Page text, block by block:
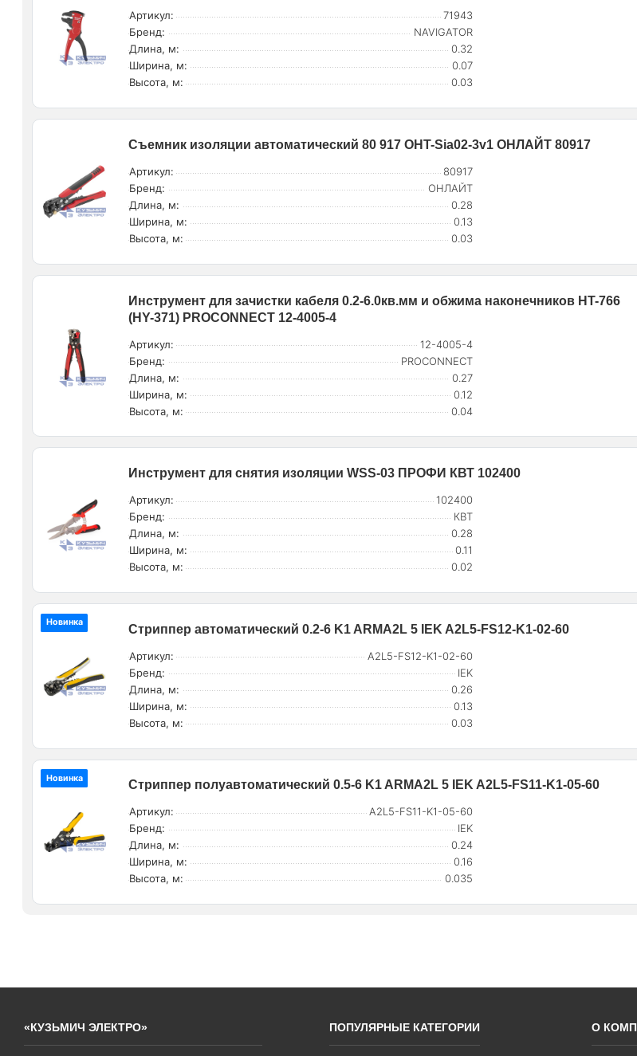
Артикул:
71943
Бренд:
NAVIGATOR
Длина, м:
0.32
Ширина, м:
0.07
Высота, м:
0.03
Съемник изоляции автоматический 80 917 OHT-Sia02-3v1 ОНЛАЙТ 80917
Артикул:
80917
Бренд:
ОНЛАЙТ
Длина, м:
0.28
Ширина, м:
0.13
Высота, м:
0.03
Инструмент для зачистки кабеля 0.2-6.0кв.мм и обжима наконечников HT-766
(HY-371) PROCONNECT 12-4005-4
Артикул:
12-4005-4
Бренд:
PROCONNECT
Длина, м:
0.27
Ширина, м:
0.12
Высота, м:
0.04
Инструмент для снятия изоляции WSS-03 ПРОФИ КВТ 102400
Артикул:
102400
Бренд:
КВТ
Длина, м:
0.28
Ширина, м:
0.11
Высота, м:
0.02
Новинка
Стриппер автоматический 0.2-6 K1 ARMA2L 5 IEK A2L5-FS12-K1-02-60
Артикул:
A2L5-FS12-K1-02-60
Бренд:
IEK
Длина, м:
0.26
Ширина, м:
0.13
Высота, м:
0.03
Новинка
Стриппер полуавтоматический 0.5-6 K1 ARMA2L 5 IEK A2L5-FS11-K1-05-60
Артикул:
A2L5-FS11-K1-05-60
Бренд:
IEK
Длина, м:
0.24
Ширина, м:
0.16
Высота, м:
0.035
«КУЗЬМИЧ ЭЛЕКТРО» ПОПУЛЯРНЫЕ КАТЕГОРИИ О